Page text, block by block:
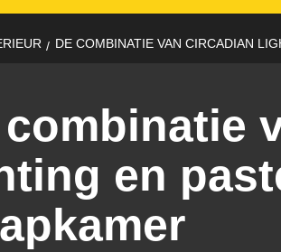
DE COMBINATIE VAN CIRCADIAN
combinatie
en